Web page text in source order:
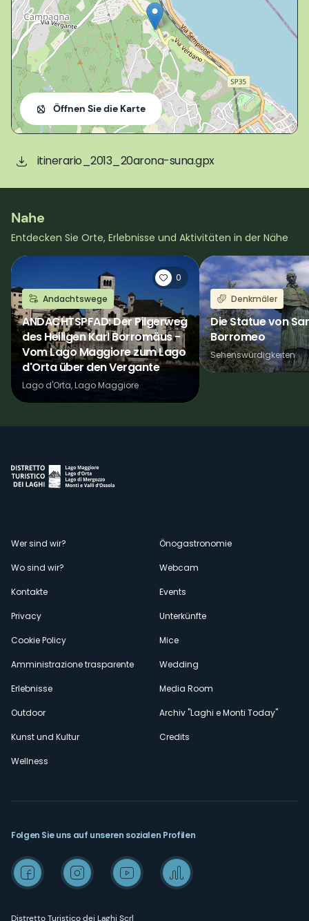
Öffnen Sie die Karte
itinerario_2013_20arona-suna.gpx
Nahe
Entdecken Sie Orte, Erlebnisse und Aktivitäten in der Nähe
0
Andachtswege
ANDACHTSPFAD: Der Pilgerweg
des Heiligen Karl Borromäus -
Vom Lago Maggiore zum Lago
d'Orta über den Vergante
Lago d'Orta, Lago Maggiore
Denkmäler
Die Statue von
Borromeo
Sehenswürdigkeiten
Menù
secondario
Wer sind wir?
Wo sind wir?
Kontakte
Privacy
Cookie Policy
Amministrazione trasparente
Erlebnisse
Outdoor
Kunst und Kultur
Wellness
Önogastronomie
Webcam
Events
Unterkünfte
Mice
Wedding
Media Room
Archiv "Laghi e Monti Today"
Credits
Distretto Turistico dei Laghi Scrl
Folgen Sie uns auf unseren sozialen Profilen